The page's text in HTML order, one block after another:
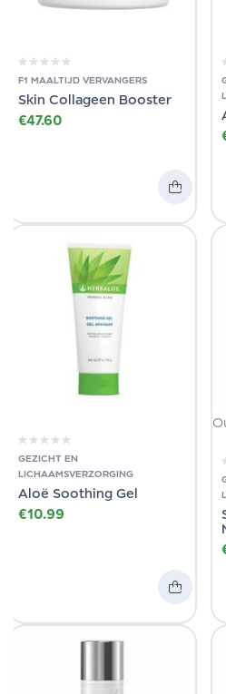
F1 MAALTIJD VERVANGERS
Skin Collageen Booster
€47.60
GEZICHT EN
LICHAAMSVERZORGING
Aloë Soothing Gel
€10.99